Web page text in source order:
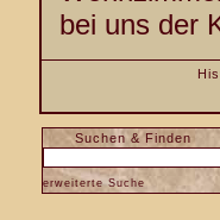
bei uns der
Suchen & Finden
erweiterte Suche